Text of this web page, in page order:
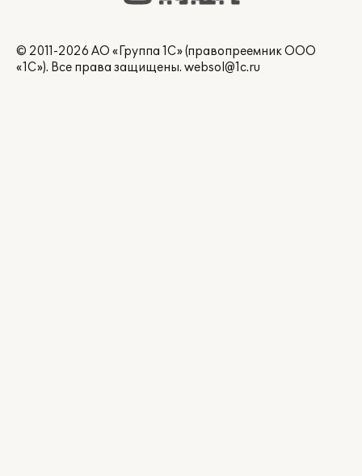
© 2011-2026 АО «Группа 1С» (правопреемник ООО
«1С»). Все права защищены. websol@1c.ru